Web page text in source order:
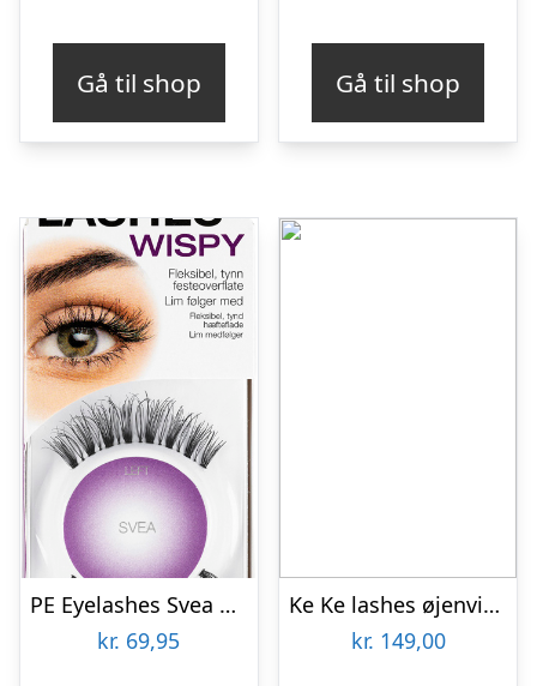
Gå til shop Gå til shop
PE Eyelashes Svea No/dk
kr. 69,95
Ke Ke lashes øjenvipper Carmen usynlig bånd
kr. 149,00